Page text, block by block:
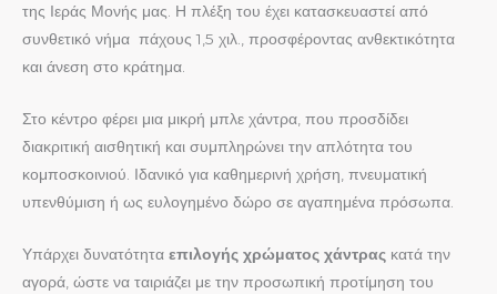
της Ιεράς Μονής μας. Η πλέξη του έχει κατασκευαστεί από
συνθετικό νήμα πάχους 1,5 χιλ., προσφέροντας ανθεκτικότητα
και άνεση στο κράτημα.
Στο κέντρο φέρει μια μικρή μπλε χάντρα, που προσδίδει
διακριτική αισθητική και συμπληρώνει την απλότητα του
κομποσκοινιού. Ιδανικό για καθημερινή χρήση, πνευματική
υπενθύμιση ή ως ευλογημένο δώρο σε αγαπημένα πρόσωπα.
Υπάρχει δυνατότητα επιλογής χρώματος χάντρας κατά την
αγορά, ώστε να ταιριάζει με την προσωπική προτίμηση του